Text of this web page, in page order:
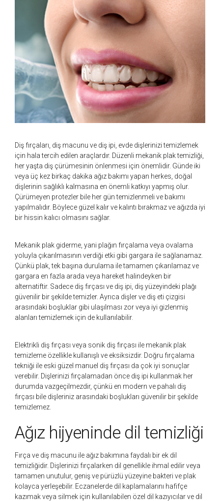
Diş fırçaları, diş macunu ve diş ipi, evde dişlerinizi temizlemek
için hala tercih edilen araçlardır. Düzenli mekanik plak temizliği,
her yaşta diş çürümesinin önlenmesi için önemlidir. Günde iki
veya üç kez birkaç dakika ağız bakımı yapan herkes, doğal
dişlerinin sağlıklı kalmasına en önemli katkıyı yapmış olur.
Çürümeyen protezler bile her gün temizlenmeli ve bakımı
yapılmalıdır. Böylece güzel kalır ve kalıntı bırakmaz ve ağızda iyi
bir hissin kalıcı olmasını sağlar.
Mekanik plak giderme, yani plağın fırçalama veya ovalama
yoluyla çıkarılmasının verdiği etki gibi gargara ile sağlanamaz.
Çünkü plak, tek başına durulama ile tamamen çıkarılamaz ve
gargara en fazla arada veya hareket halindeyken bir
alternatiftir. Sadece diş fırçası ve diş ipi, diş yüzeyindeki plağı
güvenilir bir şekilde temizler. Ayrıca dişler ve diş eti çizgisi
arasındaki boşluklar gibi ulaşılması zor veya iyi gizlenmiş
alanları temizlemek için de kullanılabilir.
Elektrikli diş fırçası veya sonik diş fırçası ile mekanik plak
temizleme özellikle kullanışlı ve eksiksizdir. Doğru fırçalama
tekniği ile eski güzel manuel diş fırçası da çok iyi sonuçlar
verebilir. Dişlerinizi fırçalamadan önce diş ipi kullanmak her
durumda vazgeçilmezdir, çünkü en modern ve pahalı diş
fırçası bile dişleriniz arasındaki boşlukları güvenilir bir şekilde
temizlemez.
Ağız hijyeninde dil temizliği
Fırça ve diş macunu ile ağız bakımına faydalı bir ek dil
temizliğidir. Dişlerinizi fırçalarken dil genellikle ihmal edilir veya
tamamen unutulur, geniş ve pürüzlü yüzeyine bakteri ve plak
kolayca yerleşebilir. Eczanelerde dil kaplamalarını hafifçe
kazımak veya silmek için kullanılabilen özel dil kazıyıcılar ve dil